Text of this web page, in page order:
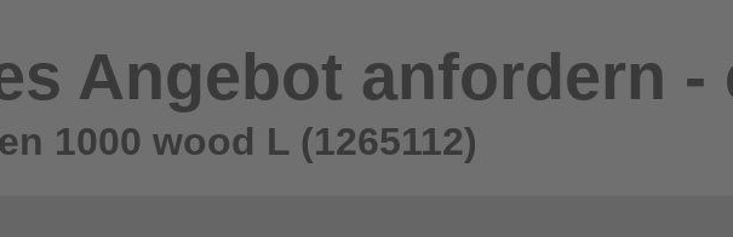
Angebot anfordern
1000 wood L (1265112)